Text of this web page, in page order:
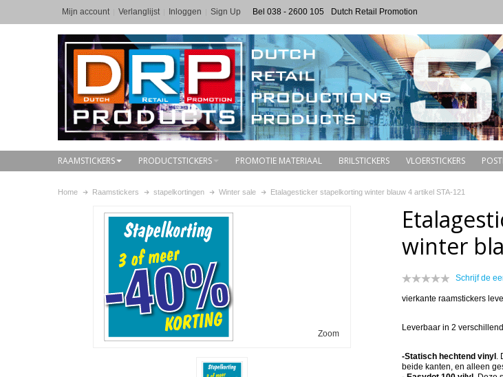
Mijn account Verlanglijst Inloggen Sign Up Bel 038 - 2600 105 Dutch Retail Promotion
RAAMSTICKERS PRODUCTSTICKERS PROMOTIE MATERIAAL BRILSTICKERS VLOERSTICKERS
Home Raamstickers stapelkortingen Winter sale Etalagesticker stapelkorting winter blauw 4 artikel STA-121
Zoom
winter
Schrijf de
vierkante raamstickers
Leverbaar in 2
-Statisch hechtend vinyl .
beide kanten, en alleen